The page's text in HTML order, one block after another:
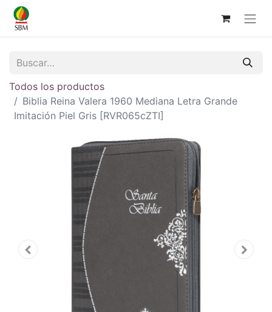
Todos los productos
Biblia Reina Valera 1960 Mediana Letra Grande
Imitación Piel Gris [RVR065cZTI]